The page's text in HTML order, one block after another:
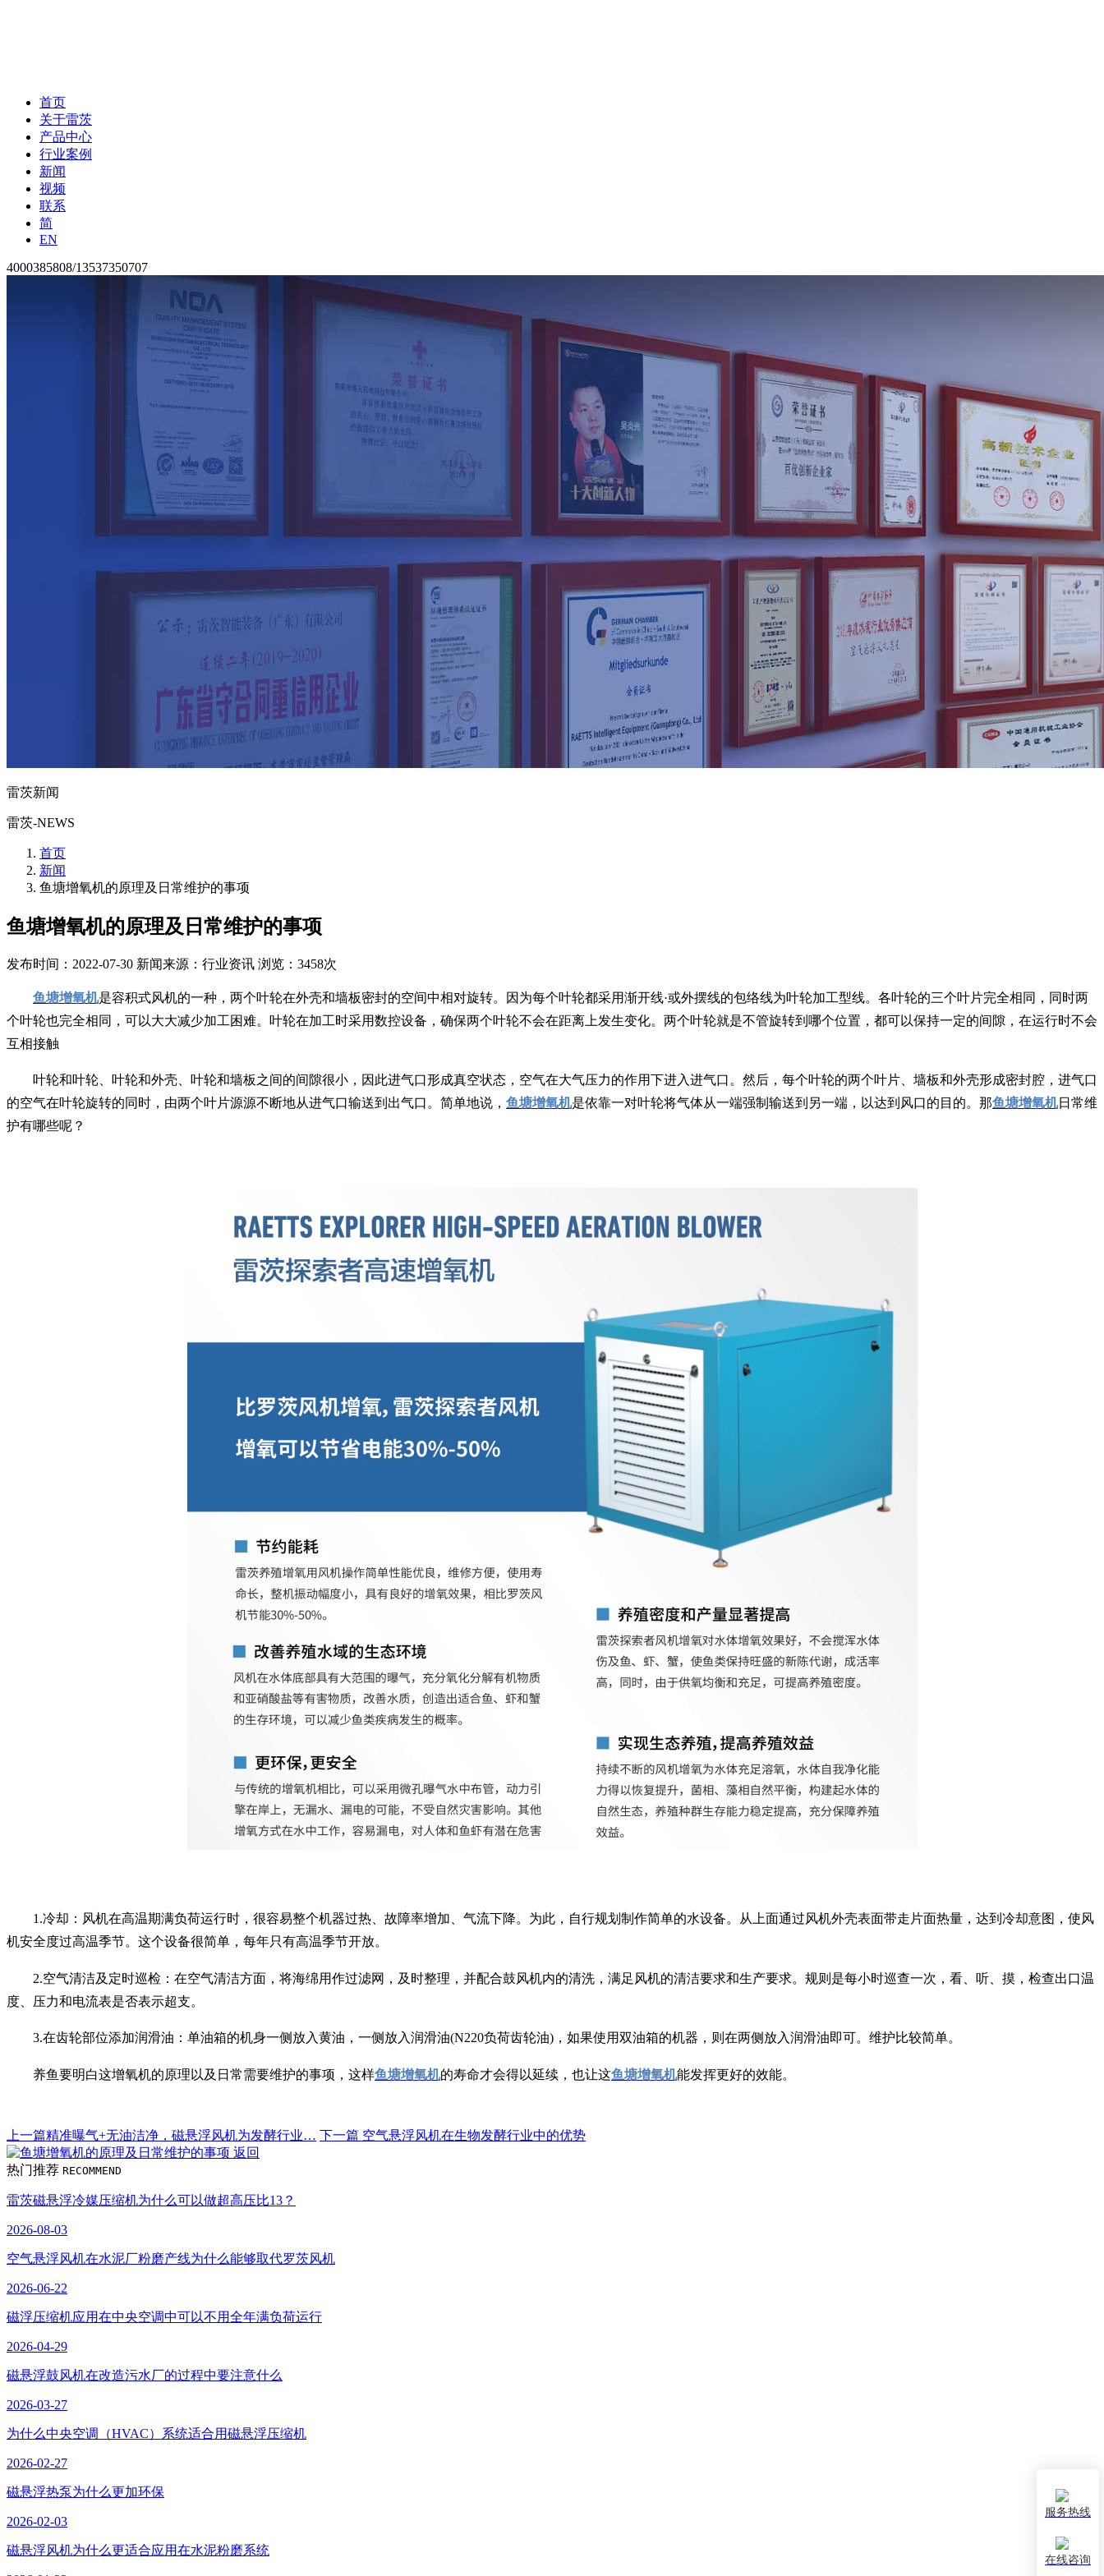
首页
关于雷茨
产品中心
行业案例
新闻
视频
联系
简
EN
4000385808/13537350707
雷茨新闻
雷茨-NEWS
首页
新闻
鱼塘增氧机的原理及日常维护的事项
鱼塘增氧机的原理及日常维护的事项
发布时间：2022-07-30 新闻来源：行业资讯 浏览：3458次
鱼塘增氧机是容积式风机的一种，两个叶轮在外壳和墙板密封的空间中相对旋转。因为每个叶轮都采用渐开线·或外摆线的包络线为叶轮加工型线。各叶轮的三个叶片完全相同，同时两
个叶轮也完全相同，可以大大减少加工困难。叶轮在加工时采用数控设备，确保两个叶轮不会在距离上发生变化。两个叶轮就是不管旋转到哪个位置，都可以保持一定的间隙，在运行时不会
互相接触
叶轮和叶轮、叶轮和外壳、叶轮和墙板之间的间隙很小，因此进气口形成真空状态，空气在大气压力的作用下进入进气口。然后，每个叶轮的两个叶片、墙板和外壳形成密封腔，进气口
的空气在叶轮旋转的同时，由两个叶片源源不断地从进气口输送到出气口。简单地说， 鱼塘增氧机是依靠一对叶轮将气体从一端强制输送到另一端，以达到风口的目的。那鱼塘增氧机日常维
护有哪些呢？
1.冷却：风机在高温期满负荷运行时，很容易整个机器过热、故障率增加、气流下降。为此，自行规划制作简单的水设备。从上面通过风机外壳表面带走片面热量，达到冷却意图，使风
机安全度过高温季节。这个设备很简单，每年只有高温季节开放。
2.空气清洁及定时巡检：在空气清洁方面，将海绵用作过滤网，及时整理，并配合鼓风机内的清洗，满足风机的清洁要求和生产要求。规则是每小时巡查一次，看、听、摸，检查出口温
度、压力和电流表是否表示超支。
3.在齿轮部位添加润滑油：单油箱的机身一侧放入黄油，一侧放入润滑油(N220负荷齿轮油)，如果使用双油箱的机器，则在两侧放入润滑油即可。维护比较简单。
养鱼要明白这增氧机的原理以及日常需要维护的事项，这样鱼塘增氧机的寿命才会得以延续，也让这鱼塘增氧机能发挥更好的效能。
上一篇精准曝气+无油洁净，磁悬浮风机为发酵行业… 下一篇 空气悬浮风机在生物发酵行业中的优势
返回
热门推荐 RECOMMEND
雷茨磁悬浮冷媒压缩机为什么可以做超高压比13？
2026-08-03
空气悬浮风机在水泥厂粉磨产线为什么能够取代罗茨风机
2026-06-22
磁浮压缩机应用在中央空调中可以不用全年满负荷运行
2026-04-29
磁悬浮鼓风机在改造污水厂的过程中要注意什么
2026-03-27
为什么中央空调（HVAC）系统适合用磁悬浮压缩机
2026-02-27
磁悬浮热泵为什么更加环保
2026-02-03
磁悬浮风机为什么更适合应用在水泥粉磨系统
服务热线
在线咨询